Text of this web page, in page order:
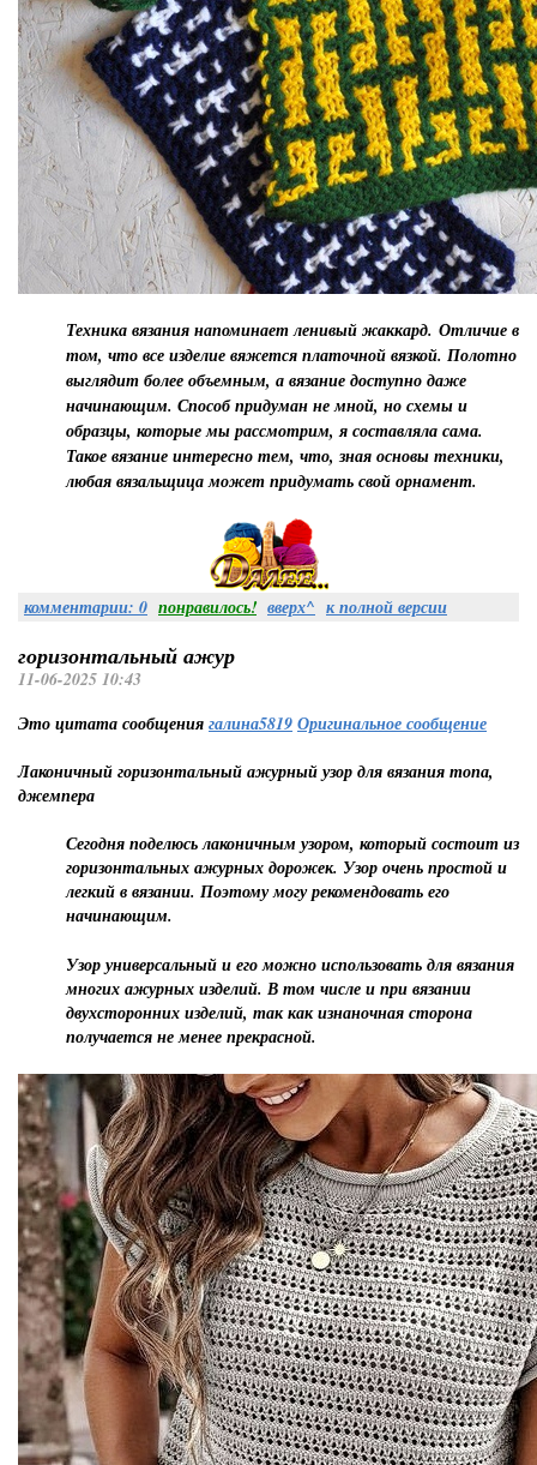
Техника вязания напоминает ленивый жаккард. Отличие в
том, что все изделие вяжется платочной вязкой. Полотно
выглядит более объемным, а вязание доступно даже
начинающим. Способ придуман не мной, но схемы и
образцы, которые мы рассмотрим, я составляла сама.
Такое вязание интересно тем, что, зная основы техники,
любая вязальщица может придумать свой орнамент.
комментарии: 0 понравилось! вверх^ к полной версии
горизонтальный ажур
11-06-2025 10:43
Это цитата сообщения галина5819 Оригинальное сообщение
Лаконичный горизонтальный ажурный узор для вязания топа,
джемпера
Сегодня поделюсь лаконичным узором, который состоит из
горизонтальных ажурных дорожек. Узор очень простой и
легкий в вязании. Поэтому могу рекомендовать его
начинающим.
Узор универсальный и его можно использовать для вязания
многих ажурных изделий. В том числе и при вязании
двухсторонних изделий, так как изнаночная сторона
получается не менее прекрасной.